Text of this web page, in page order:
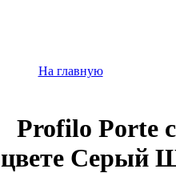
На главную
Profilo Porte
цвете Серый